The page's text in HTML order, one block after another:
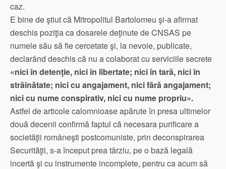
caz.
E bine de ştiut că Mitropolitul Bartolomeu şi-a afirmat
deschis poziţia ca dosarele deţinute de CNSAS pe
numele său să fie cercetate şi, la nevoie, publicate,
declarând deschis că nu a colaborat cu serviciile secrete
«nici în detenţie, nici în libertate; nici în tară, nici în
străinătate; nici cu angajament, nici fără angajament;
nici cu nume conspirativ, nici cu nume propriu».
Astfel de articole calomnioase apărute în presa ultimelor
două decenii confirmă faptul că necesara purificare a
societăţii româneşti postcomuniste, prin deconspirarea
Securităţii, s-a început prea târziu, pe o bază legală
incertă şi cu instrumente incomplete, pentru ca acum să